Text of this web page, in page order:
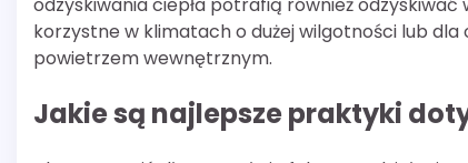
korzystne w klimatach o dużej wilgotności lub
powietrzem wewnętrznym.
Jakie są najlepsze praktyki